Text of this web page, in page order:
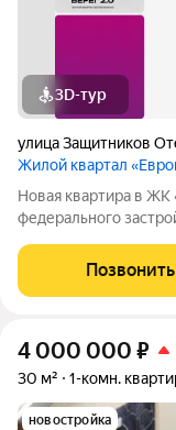
3D-тур
улица Защитников
Жилой квартал
Новая квартира в ЖК
федерального
Девелопмент.
«Европейский берег
Позвонить
4 000 000 ₽
30 м² 1-комн.
новостройка